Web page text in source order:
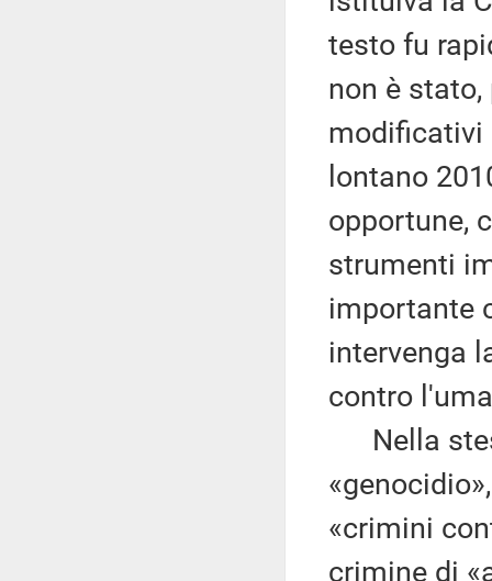
testo fu
non è
modificativi
lontano
opportune,
strumenti
importante
intervenga
contro
Nella
«crimini
crimine di